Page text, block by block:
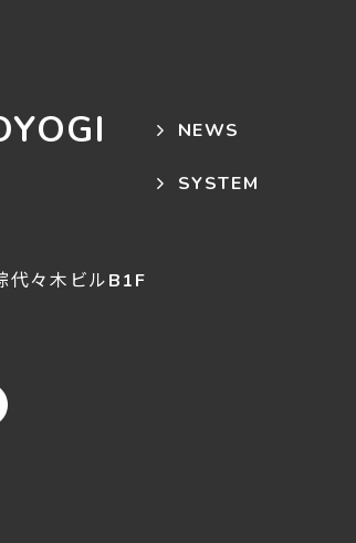
代々木ビルB1F
NEWS
SYSTEM